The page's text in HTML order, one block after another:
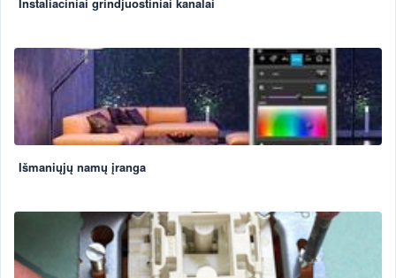
Išmaniųjų namų įranga